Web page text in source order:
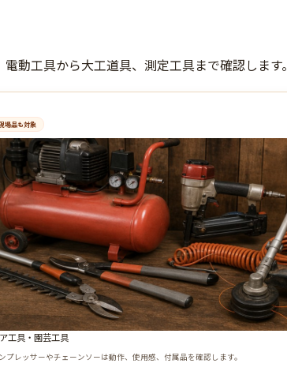
動工具から大工道具、測定工具まで確認します。
場品も対象
工具・園芸工具
プレッサーやチェーンソーは動作、使用感、付属品を確認します。